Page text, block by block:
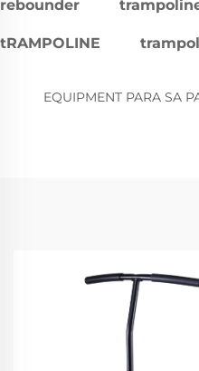
rebounder
tRAMPOLINE
EQUIPMENT PARA SA